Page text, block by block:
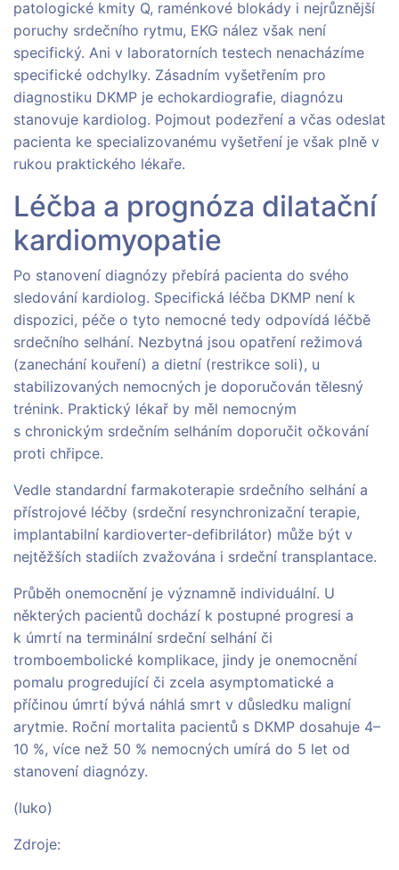
patologické kmity Q, raménkové blokády i nejrůznější
poruchy srdečního rytmu, EKG nález však není
specifický. Ani v laboratorních testech nenacházíme
specifické odchylky. Zásadním vyšetřením pro
diagnostiku DKMP je echokardiografie, diagnózu
stanovuje kardiolog. Pojmout podezření a včas odeslat
pacienta ke specializovanému vyšetření je však plně v
rukou praktického lékaře.
Léčba a prognóza dilatační
kardiomyopatie
Po stanovení diagnózy přebírá pacienta do svého
sledování kardiolog. Specifická léčba DKMP není k
dispozici, péče o tyto nemocné tedy odpovídá léčbě
srdečního selhání. Nezbytná jsou opatření režimová
(zanechání kouření) a dietní (restrikce soli), u
stabilizovaných nemocných je doporučován tělesný
trénink. Praktický lékař by měl nemocným
s chronickým srdečním selháním doporučit očkování
proti chřipce.
Vedle standardní farmakoterapie srdečního selhání a
přístrojové léčby (srdeční resynchronizační terapie,
implantabilní kardioverter-defibrilátor) může být v
nejtěžších stadiích zvažována i srdeční transplantace.
Průběh onemocnění je významně individuální. U
některých pacientů dochází k postupné progresi a
k úmrtí na terminální srdeční selhání či
tromboembolické komplikace, jindy je onemocnění
pomalu progredující či zcela asymptomatické a
příčinou úmrtí bývá náhlá smrt v důsledku maligní
arytmie. Roční mortalita pacientů s DKMP dosahuje 4–
10 %, více než 50 % nemocných umírá do 5 let od
stanovení diagnózy.
(luko)
Zdroje: